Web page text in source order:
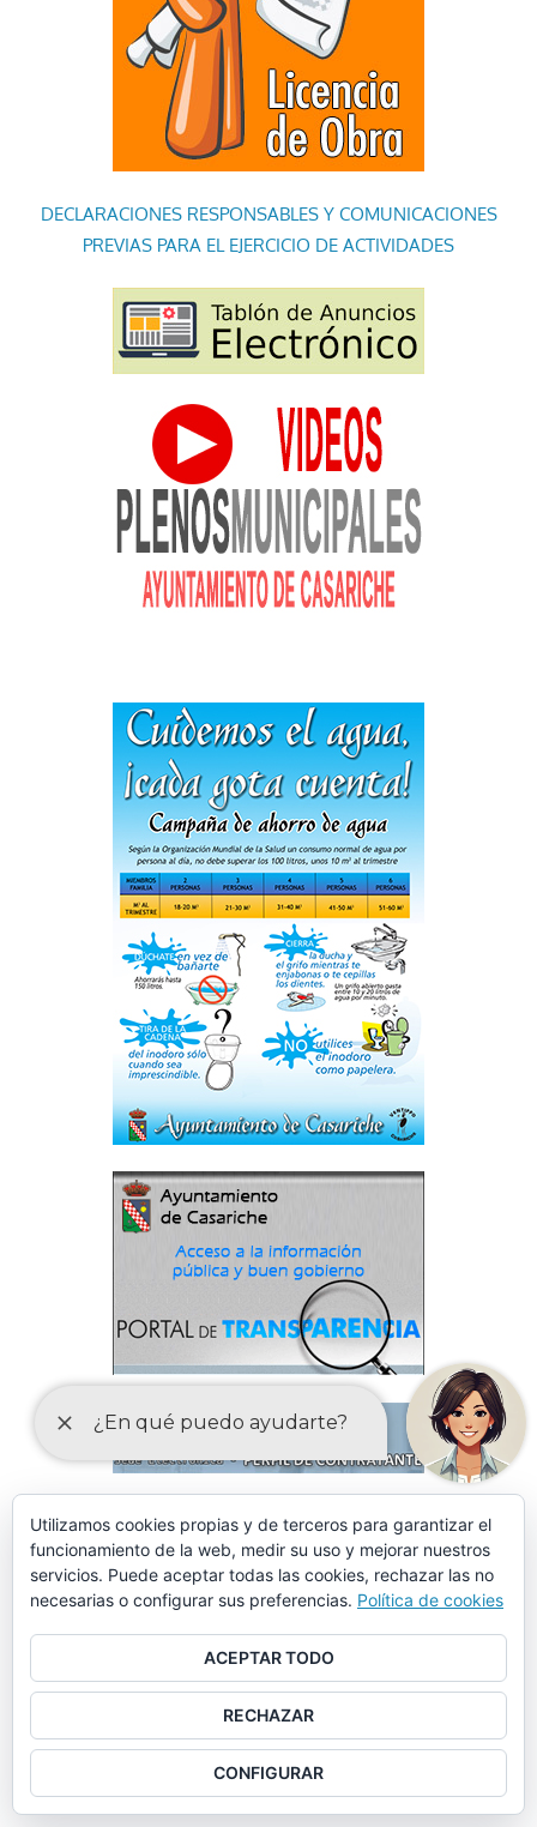
DECLARACIONES RESPONSABLES Y COMUNICACIONES
PREVIAS PARA EL EJERCICIO DE ACTIVIDADES
Utilizamos cookies propias y de terceros para garantizar el
funcionamiento de la web, medir su uso y mejorar nuestros
servicios. Puede aceptar todas las cookies, rechazar las no
necesarias o configurar sus preferencias. Política de cookies
ACEPTAR TODO
RECHAZAR
CONFIGURAR